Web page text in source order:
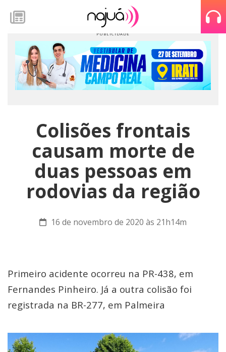
Colisões frontais
causam morte de
duas pessoas em
rodovias da região
16 de novembro de 2020 às 21h14m
Primeiro acidente ocorreu na PR-438, em
Fernandes Pinheiro. Já a outra colisão foi
registrada na BR-277, em Palmeira